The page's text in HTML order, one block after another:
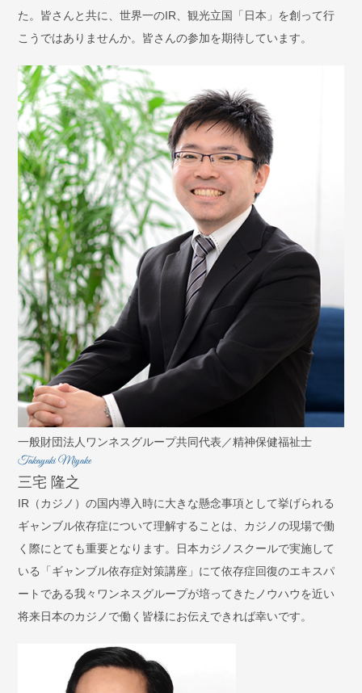
た。皆さんと共に、世界一のIR、観光立国「日本」を創って行
こうではありませんか。皆さんの参加を期待しています。
一般財団法人ワンネスグループ共同代表／精神保健福祉士
Takayuki Miyake
三宅 隆之
IR（カジノ）の国内導入時に大きな懸念事項として挙げられる
ギャンブル依存症について理解することは、カジノの現場で働
く際にとても重要となります。日本カジノスクールで実施して
いる「ギャンブル依存症対策講座」にて依存症回復のエキスパ
ートである我々ワンネスグループが培ってきたノウハウを近い
将来日本のカジノで働く皆様にお伝えできれば幸いです。